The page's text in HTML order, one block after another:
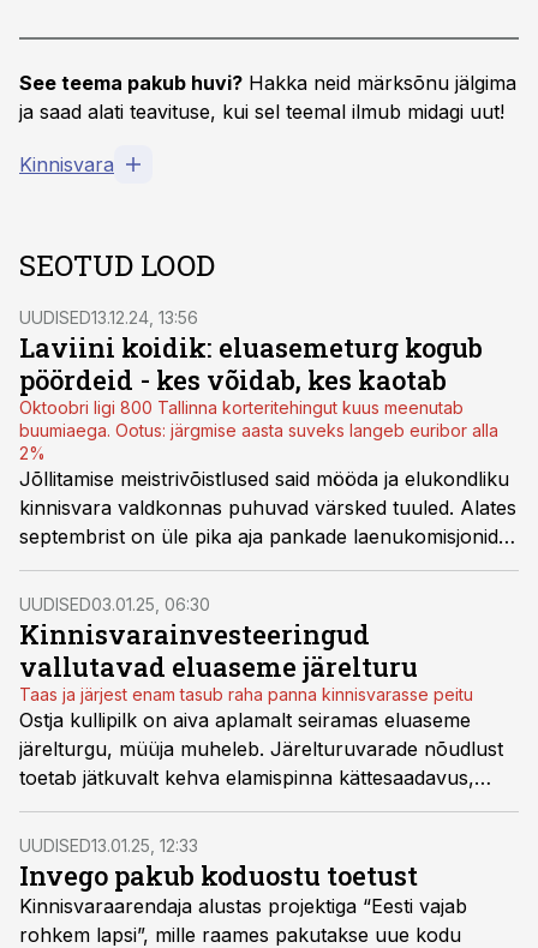
See teema pakub huvi? Hakka neid märksõnu jälgima
ja saad alati teavituse, kui sel teemal ilmub midagi uut!
Kinnisvara
SEOTUD LOOD
UUDISED13.12.24, 13:56
Laviini koidik: eluasemeturg kogub
pöördeid - kes võidab, kes kaotab
Oktoobri ligi 800 Tallinna korteritehingut kuus meenutab
buumiaega. Ootus: järgmise aasta suveks langeb euribor alla
2%
Jõllitamise meistrivõistlused said mööda ja elukondliku
kinnisvara valdkonnas puhuvad värsked tuuled. Alates
septembrist on üle pika aja pankade laenukomisjonide
laual ka kinnisvaraarendajate äriprojektid.
Eluasemeturul vormuvad uued ja reljeefsed jõujooned.
UUDISED03.01.25, 06:30
Kinnisvarainvesteeringud
vallutavad eluaseme järelturu
Taas ja järjest enam tasub raha panna kinnisvarasse peitu
Ostja kullipilk on aiva aplamalt seiramas eluaseme
järelturgu, müüja muheleb. Järelturuvarade nõudlust
toetab jätkuvalt kehva elamispinna kättesaadavus,
madalamakvaliteedilised varad on potentsiaalsele
ostjaskonnale kättesaadavamad kui ehituslikult
uuemad või ka täiesti uued elamispinnad, kinnitab
Kinnisvarauudistele Arco Vara kinnisvarabüroo
analüütik Mihkel Eliste.
UUDISED13.01.25, 12:33
Invego pakub koduostu toetust
Kinnisvaraarendaja alustas projektiga “Eesti vajab
rohkem lapsi”, mille raames pakutakse uue kodu